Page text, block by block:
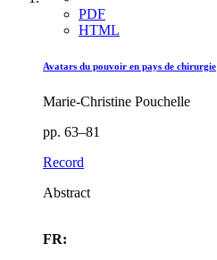
PDF
HTML
Avatars du pouvoir en pays de chirurgie
Marie-Christine Pouchelle
pp. 63–81
Record
Abstract
FR: